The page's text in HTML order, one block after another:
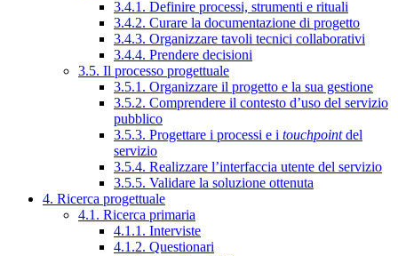
3.4.1. Definire processi, strumenti e rituali
3.4.2. Curare la documentazione di progetto
3.4.3. Organizzare tavoli tecnici collaborativi
3.4.4. Prendere decisioni
3.5. Il processo progettuale
3.5.1. Organizzare il progetto e la sua gestione
3.5.2. Comprendere il contesto d’uso del servizio
pubblico
3.5.3. Progettare i processi e i touchpointdel
servizio
3.5.4. Realizzare l’interfaccia utente del servizio
3.5.5. Validare la soluzione ottenuta
4. Ricerca progettuale
4.1. Ricerca primaria
4.1.1. Interviste
4.1.2. Questionari